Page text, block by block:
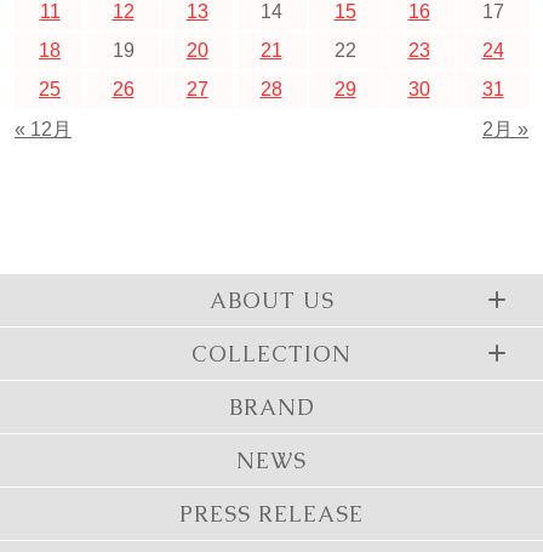
« 12月 2月 »
11
12 13 14 15 16
17
18
19 20 21 22 23
24
25
26 27 28 29 30 31
ABOUT US
COLLECTION
BRAND
NEWS
PRESS RELEASE